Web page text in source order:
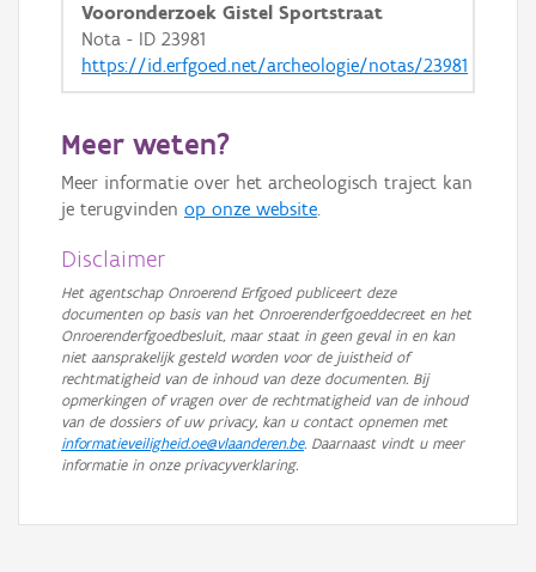
GRB-Basiskaart in grijswaarden
Vooronderzoek Gistel Sportstraat
Nota - ID 23981
https://id.erfgoed.net/archeologie/notas/23981
Meer weten?
Meer informatie over het archeologisch traject kan
je terugvinden op onze website.
Disclaimer
Het agentschap Onroerend Erfgoed publiceert deze
documenten op basis van het Onroerenderfgoeddecreet en het
Onroerenderfgoedbesluit, maar staat in geen geval in en kan
niet aansprakelijk gesteld worden voor de juistheid of
rechtmatigheid van de inhoud van deze documenten. Bij
opmerkingen of vragen over de rechtmatigheid van de inhoud
van de dossiers of uw privacy, kan u contact opnemen met
informatieveiligheid.oe@vlaanderen.be. Daarnaast vindt u meer
informatie in onze privacyverklaring.